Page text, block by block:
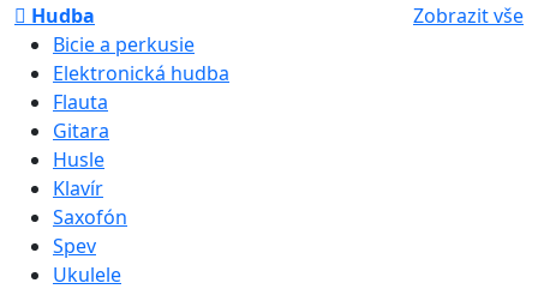
Hudba
Zobrazit vše
Bicie a perkusie
Elektronická hudba
Flauta
Gitara
Husle
Klavír
Saxofón
Spev
Ukulele